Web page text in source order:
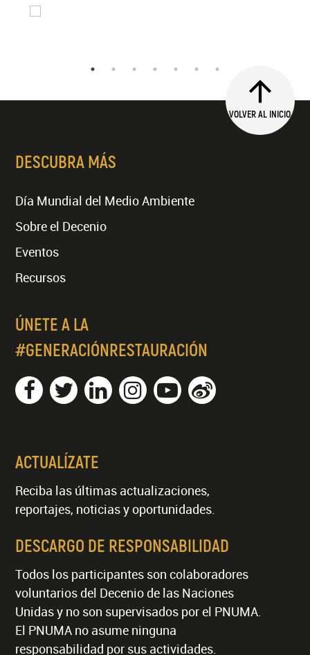
VOLVER AL INICIO
DESCUBRA MÁS
Día Mundial del Medio Ambiente
Sobre el Decenio
Eventos
Recursos
ÚNETE A LA
#GENERACIÓNRESTAURACIÓN
ACTUALÍZATE
Reciba las últimas actualizaciones,
reportajes, noticias y oportunidades.
DESCARGO DE RESPONSABILIDAD
Todos los participantes son colaboradores
voluntarios del Decenio de las Naciones
Unidas y no son supervisados por el PNUMA.
El PNUMA no asume ninguna
responsabilidad por sus actividades.